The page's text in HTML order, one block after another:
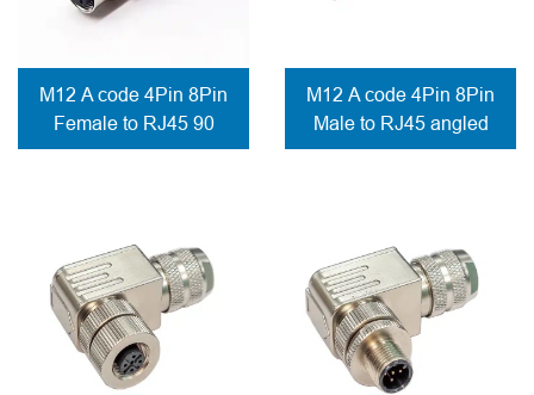
M12 A code 4Pin 8Pin
Female to RJ45 90
degree network adapter
M12 A code 4Pin 8Pin
Male to RJ45 angled
adapter screw lock